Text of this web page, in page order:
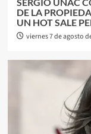
DE LA
UN HOT SALE
viernes 7 de agosto